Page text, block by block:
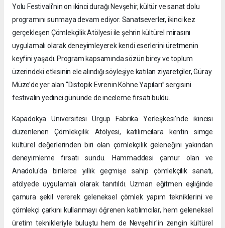
Yolu Festivali’nin on ikinci durağı Nevşehir, kültür ve sanat dolu
programını sunmaya devam ediyor. Sanatseverler, ikinci kez
gerçekleşen Çömlekçilik Atölyesi ile şehrin kültürel mirasını
uygulamalı olarak deneyimleyerek kendi eserlerini üretmenin
keyfini yaşadı. Program kapsamında sözün birey ve toplum
üzerindeki etkisinin ele alındığı söyleşiye katılan ziyaretçiler, Güray
Müze’de yer alan “Distopik Evrenin Köhne Yapıları” sergisini
festivalin yedinci gününde de inceleme fırsatı buldu.
Kapadokya Üniversitesi Ürgüp Fabrika Yerleşkesi’nde ikincisi
düzenlenen Çömlekçilik Atölyesi, katılımcılara kentin simge
kültürel değerlerinden biri olan çömlekçilik geleneğini yakından
deneyimleme fırsatı sundu. Hammaddesi çamur olan ve
Anadolu'da binlerce yıllık geçmişe sahip çömlekçilik sanatı,
atölyede uygulamalı olarak tanıtıldı. Uzman eğitmen eşliğinde
çamura şekil vererek geleneksel çömlek yapım tekniklerini ve
çömlekçi çarkını kullanmayı öğrenen katılımcılar, hem geleneksel
üretim teknikleriyle buluştu hem de Nevşehir'in zengin kültürel